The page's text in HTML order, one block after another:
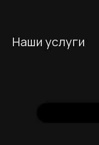
Наши услуги